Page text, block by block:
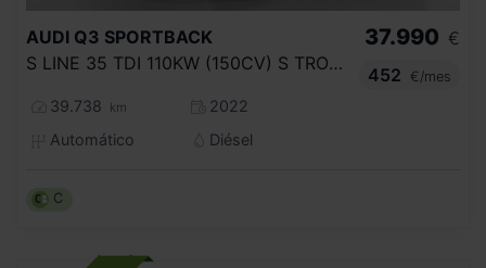
AUDI Q3 SPORTBACK
S LINE 35 TDI 110KW (150CV) S TRONIC
39.738 km
2022
Automático
Diésel
37.990 €
452
€/mes
C